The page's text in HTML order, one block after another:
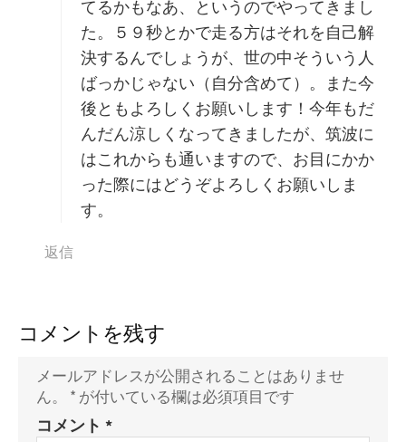
てるかもなあ、というのでやってきまし
た。５９秒とかで走る方はそれを自己解
決するんでしょうが、世の中そういう人
ばっかじゃない（自分含めて）。また今
後ともよろしくお願いします！今年もだ
んだん涼しくなってきましたが、筑波に
はこれからも通いますので、お目にかか
った際にはどうぞよろしくお願いしま
す。
返信
コメントを残す
メールアドレスが公開されることはありませ
ん。
* が付いている欄は必須項目です
コメント *